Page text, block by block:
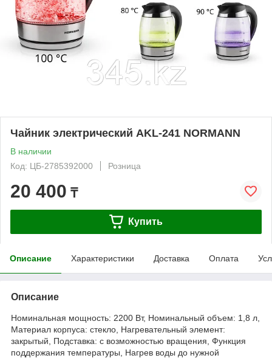
Чайник электрический AKL-241 NORMANN
В наличии
Код: ЦБ-2785392000
Розница
20 400 ₸
Купить
Описание Характеристики Доставка Оплата
Описание
Номинальная мощность: 2200 Вт, Номинальный объем: 1,8 л,
Материал корпуса: стекло, Нагревательный элемент:
закрытый, Подставка: с возможностью вращения, Функция
поддержания температуры, Нагрев воды до нужной